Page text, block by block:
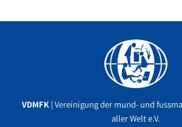
VDMFK | Vereinigung der mund- und
aller Welt e.V.
Facebook